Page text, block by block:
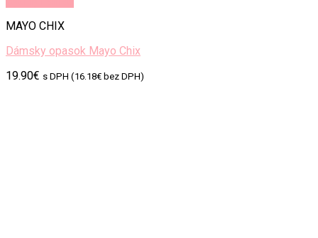
MAYO CHIX
Dámsky opasok Mayo Chix
19.90€ s DPH (16.18€ bez DPH)